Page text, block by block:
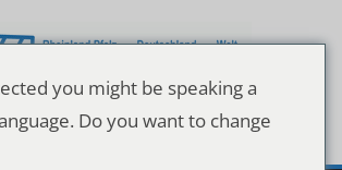
you might be speaking a
Do you want to change